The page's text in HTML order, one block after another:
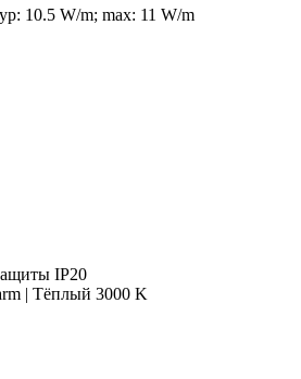
10.5 W/m; max: 11 W/m
IP20
| Тёплый 3000 K